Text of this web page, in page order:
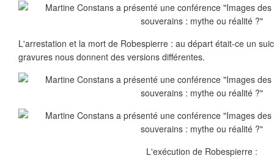
L'arrestation et la mort de Robespierre : au départ était-ce un
gravures nous donnent des versions différentes.
L'exécution de Robespierre :